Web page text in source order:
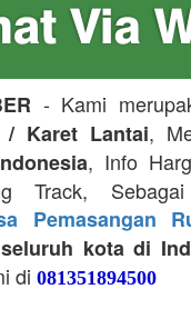
- Kami
/ Karet Lantai,
, Info
Track,
Pemasangan
kota di
di 081351894500